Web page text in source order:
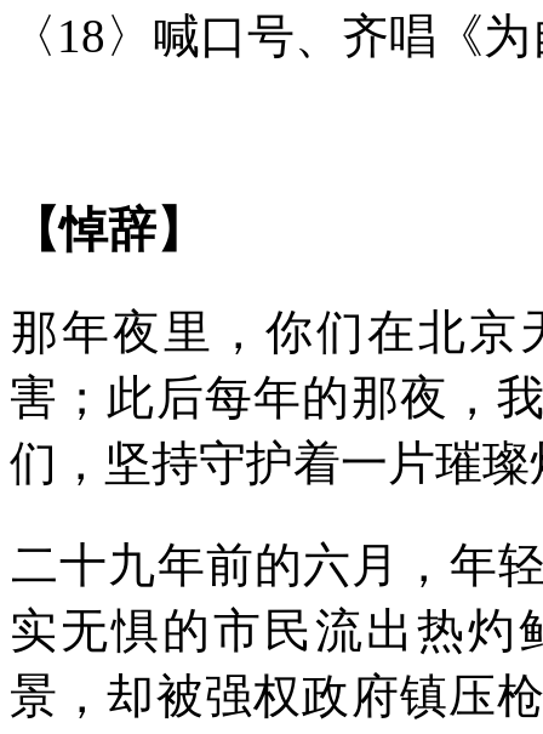
〈18〉喊口号、齐唱《
【悼辞】
那年夜里，你们在北京
害；此后每年的那夜，
们，坚持守护着一片璀璨
二十九年前的六月，年
实无惧的市民流出热灼
景，却被强权政府镇压